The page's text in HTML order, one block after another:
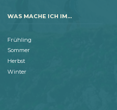
WAS MACHE ICH IM...
Frühling
Sommer
Herbst
Winter